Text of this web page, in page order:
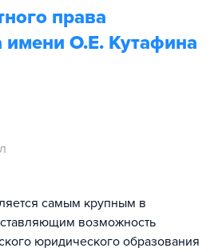
права
имени О.Е. Кутафина
самым крупным в
возможность
юридического образования